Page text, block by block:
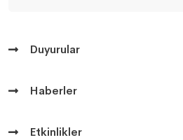
Duyurular
Haberler
Etkinlikler